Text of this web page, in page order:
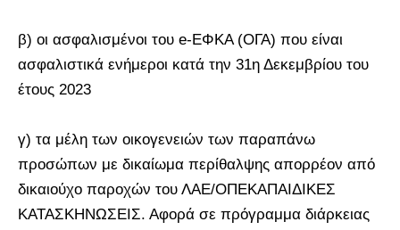
β) οι ασφαλισμένοι του e-ΕΦΚΑ (ΟΓΑ) που είναι
ασφαλιστικά ενήμεροι κατά την 31η Δεκεμβρίου του
έτους 2023
γ) τα μέλη των οικογενειών των παραπάνω
προσώπων με δικαίωμα περίθαλψης απορρέον από
δικαιούχο παροχών του ΛΑΕ/ΟΠΕΚΑΠΑΙΔΙΚΕΣ
ΚΑΤΑΣΚΗΝΩΣΕΙΣ. Αφορά σε πρόγραμμα διάρκειας